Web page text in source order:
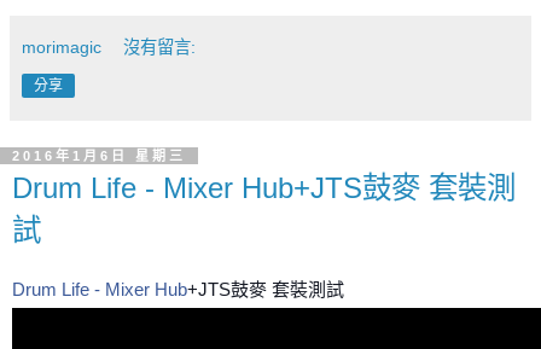
morimagic 沒有留言:
分享
2016年1月6日 星期三
Drum Life - Mixer Hub+JTS鼓麥 套裝測
試
Drum Life - Mixer Hub+JTS鼓麥 套裝測試